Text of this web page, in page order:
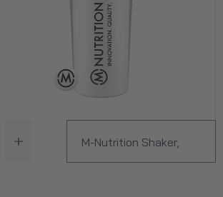
+ M-Nutrition Shaker,